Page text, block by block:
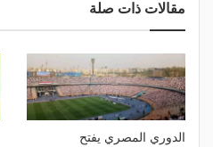
مقالات ذات صلة
الدوري المصري يفتح